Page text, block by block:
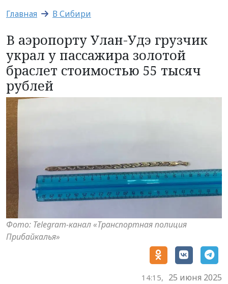
Главная В Сибири
В аэропорту Улан-Удэ грузчик
украл у пассажира золотой
браслет стоимостью 55 тысяч
рублей
Фото: Telegram-канал «Транспортная полиция
Прибайкалья»
14:15, 25 июня 2025